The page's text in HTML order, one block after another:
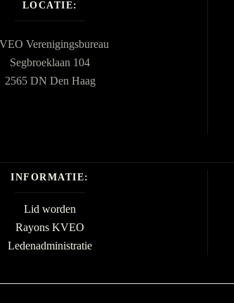
LOCATIE:
Verenigingsbureau
Segbroeklaan 104
2565 DN Den Haag
INFORMATIE:
Lid worden
Rayons KVEO
Ledenadministratie